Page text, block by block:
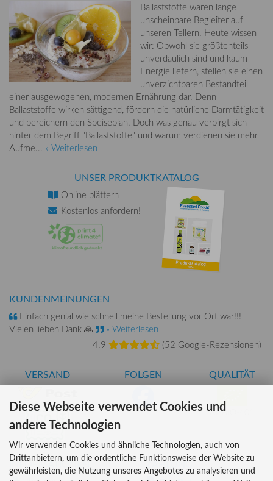
Ballaststoffe waren lange
unscheinbare Begleiter auf
unseren Tellern. Heute wissen
wir: Obwohl sie größtenteils
unverdaulich sind und kaum
Energie liefern, stellen sie einen
unverzichtbaren Bestandteil
einer ausgewogenen, modernen Ernährung dar. Denn
Ballaststoffe wirken sättigend, fördern die natürliche Darmtätigkeit
und bereichern den Speiseplan. Doch was genau verbirgt sich
hinter dem Begriff "Ballaststoffe" und warum verdienen sie mehr
Aufme... » Weiterlesen
UNSER PRODUKTKATALOG
Online blättern
Kostenlos anfordern!
KUNDENMEINUNGEN
Einfach genial wie schnell meine Bestellung vor Ort war!!!
Vielen lieben Dank 🙏
» Weiterlesen
4.9
(52 Google-Rezensionen)
VERSAND FOLGEN QUALITÄT
AT-BIO-401
INFORMATIONEN ZAHLUNG
Diese Webseite verwendet Cookies und
andere Technologien
Wir verwenden Cookies und ähnliche Technologien, auch von
Drittanbietern, um die ordentliche Funktionsweise der Website zu
gewährleisten, die Nutzung unseres Angebotes zu analysieren und